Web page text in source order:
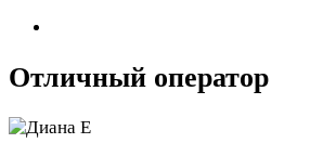
Отличный оператор